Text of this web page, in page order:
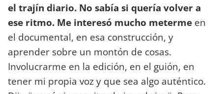
el trajín diario. No sabía si quería volver a
ese ritmo. Me interesó mucho meterme en
el documental, en esa construcción, y
aprender sobre un montón de cosas.
Involucrarme en la edición, en el guión, en
tener mi propia voz y que sea algo auténtico.